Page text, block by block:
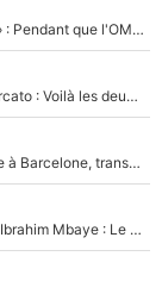
«Des milliards et des milliards de dollars sont investis» : Pendant que l'OM est en pleine crise financière, Frank McCourt lance un nouveau projet à 260M€ !
Après Maghnes Akliouche, le PSG accèlère sur le mercato : Voilà les deux nouvelles recrues qui vont signer la semaine prochaine ?
Lionel Messi est endeuillé par la mort de son père : Vie à Barcelone, transfert au PSG... voilà comment Jorge Messi a joué un rôle essentiel dans sa carrière !
Un record bientôt explosé grâce à Bradley Barcola et Ibrahim Mbaye : Le PSG sur le point de réaliser un mercato historique ?